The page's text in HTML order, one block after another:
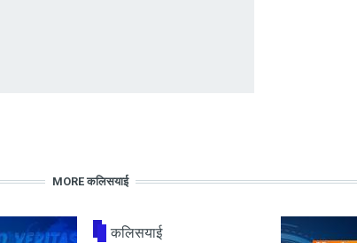
MORE कलिसयाई
कलिसयाई